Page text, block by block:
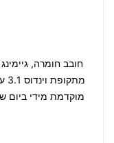
מוקדמת מידי ביום